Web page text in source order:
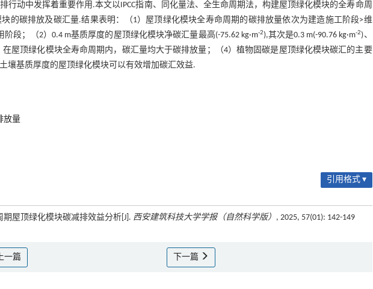
行动中发挥着重要作用.本文以IPCC指南、同化量法、全生命周期法，构建屋顶绿化模块的全寿命周
的碳排放及碳汇量.结果表明：（1）屋顶绿化模块全寿命周期的碳排放量依次为建造施工阶段>维
段；（2）0.4 m基质厚度的屋顶绿化模块净碳汇量最高(-75.62 kg·m-2),其次是0.3 m(-90.76 kg·m-2)、
在屋顶绿化模块全寿命周期内，碳汇量均大于碳排放量；（4）植物固碳是屋顶绿化模块碳汇的主要
壤基质厚度的屋顶绿化模块可以有效增加碳汇效益.
放量
引用格式 ▾
屋顶绿化模块碳减排效益分析[J]. 西安建筑科技大学学报（自然科学版） , 2025, 57(01): 142-149
一篇 下一篇